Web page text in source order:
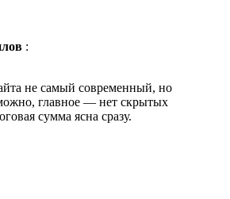
:
не самый современный, но
главное — нет скрытых
сумма ясна сразу.